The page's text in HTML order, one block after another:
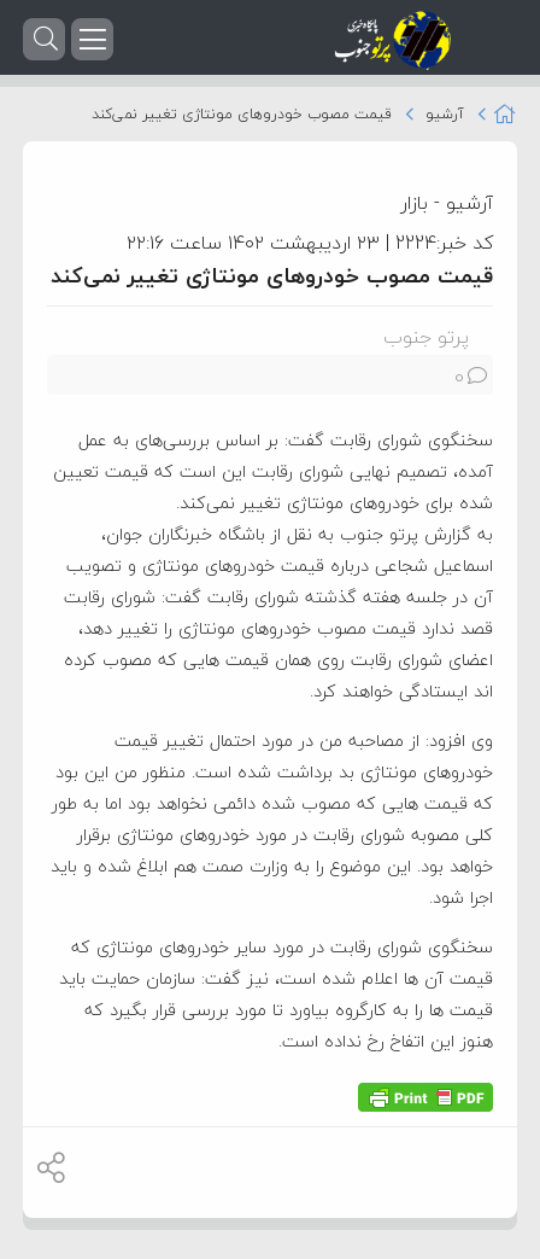
آرشیو قیمت مصوب خودرو‌های مونتاژی تغییر نمی‌کند
آرشیو - بازار
کد خبر:2224 | ۲۳ اردیبهشت ۱۴۰۲ ساعت ۲۲:۱۶
قیمت مصوب خودرو‌های مونتاژی تغییر نمی‌کند
پرتو جنوب
0
سخنگوی شورای رقابت گفت: بر اساس بررسی‌های به عمل
آمده‏، تصمیم نهایی شورای رقابت این است که قیمت تعیین
شده برای خودروهای مونتاژی تغییر نمی‌کند.
به گزارش پرتو جنوب به نقل از باشگاه خبرنگاران جوان،
اسماعیل شجاعی درباره قیمت خودروهای مونتاژی و تصویب
آن در جلسه هفته گذشته شورای رقابت گفت: شورای رقابت
قصد ندارد قیمت مصوب خودروهای مونتاژی را تغییر دهد،
اعضای شورای رقابت روی همان قیمت هایی که مصوب کرده
اند ایستادگی خواهند کرد.
وی افزود: از مصاحبه من در مورد احتمال تغییر قیمت
خودروهای مونتاژی بد برداشت شده است. منظور من این بود
که قیمت هایی که مصوب شده دائمی نخواهد بود اما به طور
کلی مصوبه شورای رقابت در مورد خودروهای مونتاژی برقرار
خواهد بود. این موضوع را به وزارت صمت هم ابلاغ شده و باید
اجرا شود.
سخنگوی شورای رقابت در مورد سایر خودروهای مونتاژی که
قیمت آن ها اعلام شده است، نیز گفت: سازمان حمایت باید
قیمت ها را به کارگروه بیاورد تا مورد بررسی قرار بگیرد که
هنوز این اتفاخ رخ نداده است.